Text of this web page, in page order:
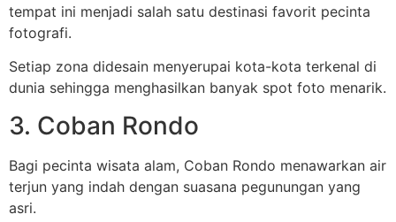
tempat ini menjadi salah satu destinasi favorit pecinta
fotografi.
Setiap zona didesain menyerupai kota-kota terkenal di
dunia sehingga menghasilkan banyak spot foto menarik.
3. Coban Rondo
Bagi pecinta wisata alam, Coban Rondo menawarkan air
terjun yang indah dengan suasana pegunungan yang
asri.